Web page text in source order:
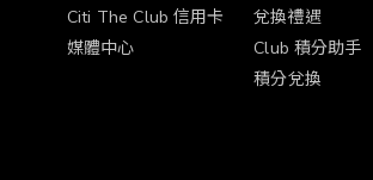
Citi The Club 信用卡
媒體中心
兌換禮遇
Club 積分助手
積分兌換